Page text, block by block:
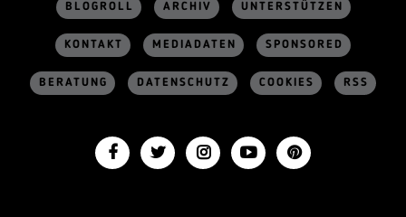
BLOGROLL ARCHIV UNTERSTÜTZEN
KONTAKT MEDIADATEN SPONSORED
BERATUNG DATENSCHUTZ COOKIES RSS